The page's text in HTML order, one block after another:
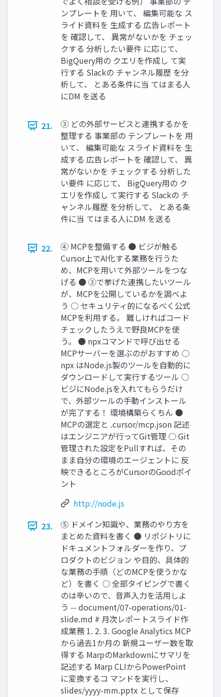
ンプレートを 用いて、 編集可能な ス
ライド資料を 生成する 広告レポート
を 確認して、 異常がないかを チェッ
クする 分析したい要件 に応じて、
BigQuery用の クエリを作成し て実
行する Slackの チャンネル履歴 を分
析して、 とある条件に当 てはまる人
にDM を送る
21.
③ どの外部サービスと連携するかを
整理する 事業部の テンプレートを 用
いて、 編集可能な スライド資料を 生
成する 広告レポートを 確認して、 異
常がないかを チェックする 分析した
い要件 に応じて、 BigQuery用の ク
エリを作成し て実行する Slackの チ
ャンネル履歴 を分析して、 とある条
件に当 てはまる人にDM を送る
22.
④ MCPを整備する ● ビジが触る
Cursor上でAI化する業務を行うた
め、MCPを用いて外部ツールをつな
げる ● ③で挙げた連携したいツール
が、MCPを公開しているかを調べよ
う ○ セキュリティ的になるべく公式
MCPを利用する。 難しければコード
チェックしたうえで野良MCPを使
う。 ● npxコマンドで呼び出せる
MCPサーバーを選ぶのがおすすめ ○
npx はNode.js製のツールを自動的に
ダウンロードして実行するツール ○
ビジにNode.jsを入れてもらうだけ
で、外部ツールの手動インストール
が完了する！ 環境構築らくちん ●
MCPの選定と .cursor/mcp.json 記述
はエンジニアが行ってGit管理 ○ Git
管理された設定をPullすれば、その
まま自分の環境のエージェントに 反
映できるところがCursorのGoodポイ
ント
http://node.js
23.
⑤ ドメイン知識や、業務のやり方を
まとめた資料を書く ● リポジトリに
ドキュメントフォルダーを作り、プ
ロダクトのビジョン や目的、具体的
な業務の手順（どのMCPを使うかな
ど）を書く ○ 全部タイピングで書く
のは辛いので、音声入力を活用しよ
う -- document/07-operations/01-
slide.md # 月次レポートスライド作
成業務 1. 2. 3. Google Analytics MCP
から過去1か月の 新規ユーザー数を取
得する MarpのMarkdownにサマリを
記述する Marp CLIからPowerPoint
に変換するコ マンドを実行し、
slides/yyyy-mm.pptx として保存